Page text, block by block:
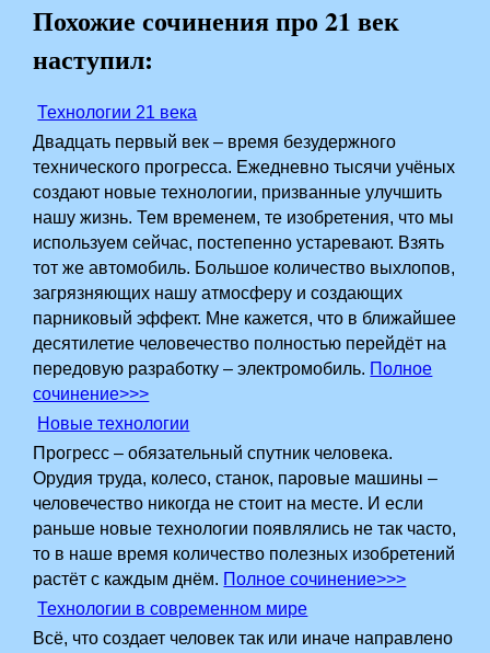
Похожие сочинения про 21 век
наступил:
Технологии 21 века
Двадцать первый век – время безудержного
технического прогресса. Ежедневно тысячи учёных
создают новые технологии, призванные улучшить
нашу жизнь. Тем временем, те изобретения, что мы
используем сейчас, постепенно устаревают.­ Взять
тот же автомобиль. Большое количество выхлопов,
загрязняющих нашу атмосферу и создающих
парниковый эффект. Мне кажется, что в ближайшее
десятилетие человечество полностью перейдёт на
передовую разработку – электромобиль. Полное
сочинение>>>
Новые технологии
Прогресс – обязательный спутник человека.
Орудия труда, колесо, станок, паровые машины –
человечество никогда не стоит на месте. И если
раньше новые технологии появлялись не так часто,
то в наше время количество полезных изобретений
растёт с каждым днём. Полное сочинение>>>
Технологии в современном мире
Всё, что создает человек так или иначе направлено